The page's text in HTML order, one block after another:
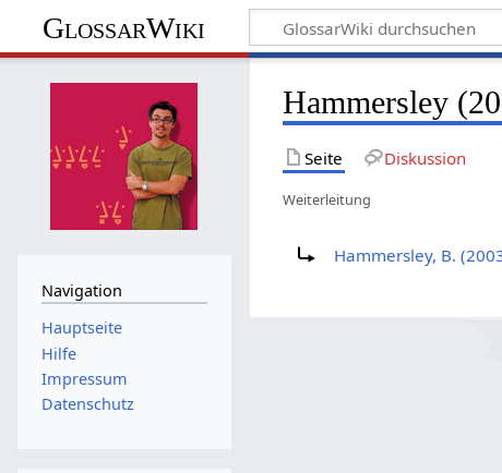
GlossarWiki
Hammersley
Seite Diskussion
Weiterleitung
Hammersley, B.
Navigation
Hauptseite
Hilfe
Impressum
Datenschutz